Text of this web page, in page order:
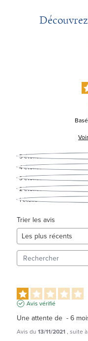
5étoiles
4étoiles
3étoiles
2étoiles
1étoile
Trier les avis
Avis vérifié
Une attente de  - 6
Avis du 13/11/2021 , suite